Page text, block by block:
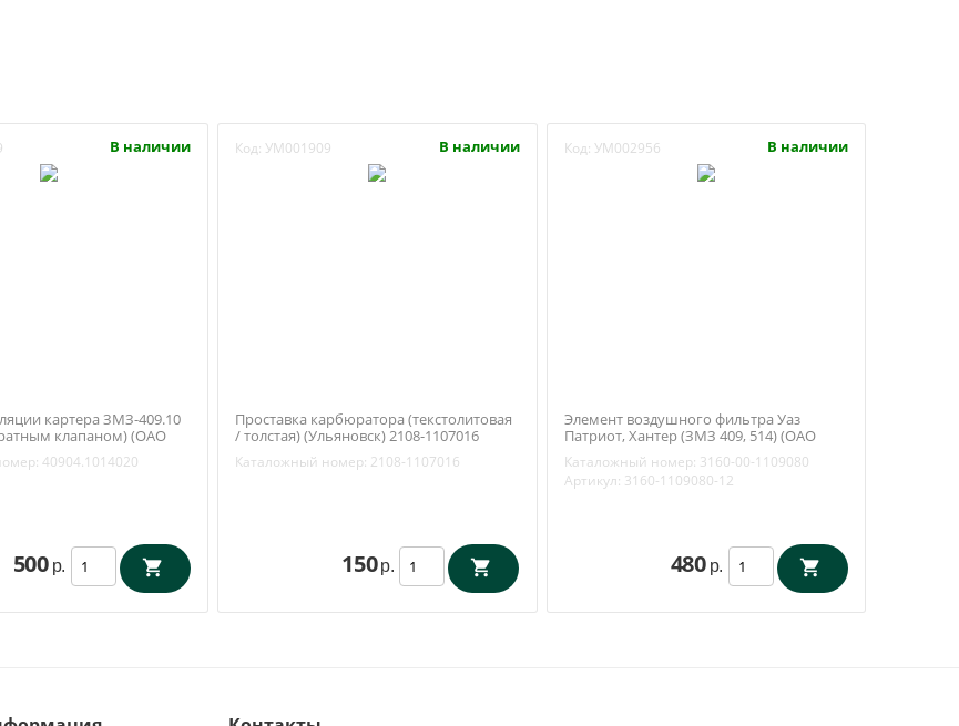
В наличии
картера ЗМЗ-409.10
клапаном) (ОАО
40904.1014020
500 р.
Код: УМ001909 В наличии
Проставка карбюратора (текстолитовая
/ толстая) (Ульяновск) 2108-1107016
Каталожный номер: 2108-1107016
150 р.
Код: УМ002956 В наличии
Элемент воздушного фильтра Уаз
Патриот, Хантер (ЗМЗ 409, 514) (ОАО
Каталожный номер: 3160-00-1109080
Артикул: 3160-1109080-12
480 р.